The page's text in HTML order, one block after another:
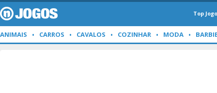
Top
ANIMAIS CARROS CAVALOS COZINHAR MODA